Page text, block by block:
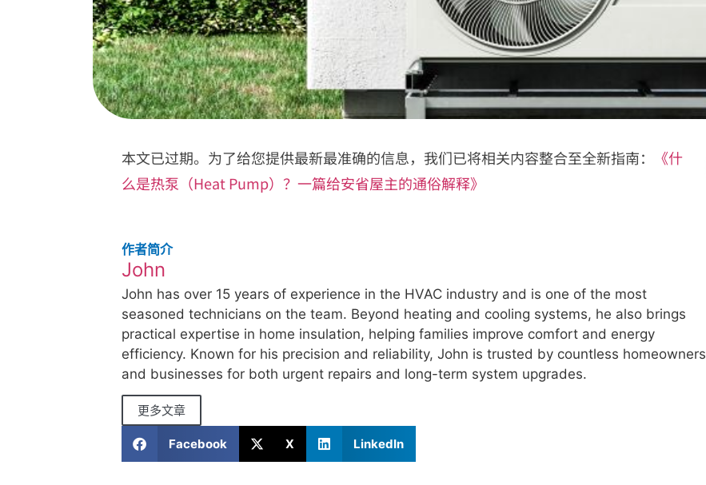
本文已过期。为了给您提供最新最准确的信息，我们已将相关内容整合至全新指南：
《什
么是热泵（Heat Pump）？一篇给安省屋主的通俗解释》
作者简介
John
John has over 15 years of experience in the HVAC industry and is one of the most
seasoned technicians on the team. Beyond heating and cooling systems, he also brings
practical expertise in home insulation, helping families improve comfort and energy
efficiency. Known for his precision and reliability, John is trusted by countless homeowners
and businesses for both urgent repairs and long-term system upgrades.
更多文章
Facebook X LinkedIn